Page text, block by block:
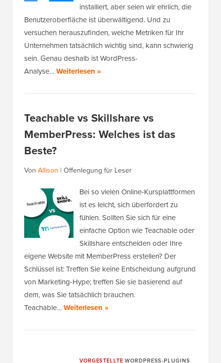
installiert, aber seien wir ehrlich, die
Benutzeroberfläche ist überwältigend. Und zu
versuchen herauszufinden, welche Metriken für Ihr
Unternehmen tatsächlich wichtig sind, kann schwierig
sein. Genau deshalb ist WordPress-
Analyse…Weiterlesen »
Teachable vs Skillshare vs
MemberPress: Welches ist das
Beste?
Von Allison | Offenlegung für Leser
Bei so vielen Online-Kursplattformen
ist es leicht, sich überfordert zu
fühlen. Sollten Sie sich für eine
einfache Option wie Teachable oder
Skillshare entscheiden oder Ihre
eigene Website mit MemberPress erstellen? Der
Schlüssel ist: Treffen Sie keine Entscheidung aufgrund
von Marketing-Hype; treffen Sie sie basierend auf
dem, was Sie tatsächlich brauchen.
Teachable…Weiterlesen »
VORGESTELLTE WORDPRESS-PLUGINS